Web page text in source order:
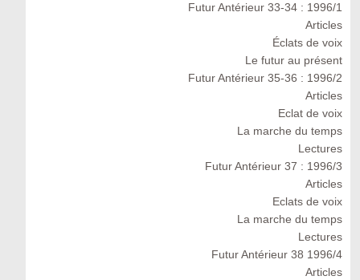
Futur Antérieur 33-34 : 1996/1
Articles
Éclats de voix
Le futur au présent
Futur Antérieur 35-36 : 1996/2
Articles
Eclat de voix
La marche du temps
Lectures
Futur Antérieur 37 : 1996/3
Articles
Eclats de voix
La marche du temps
Lectures
Futur Antérieur 38 1996/4
Articles